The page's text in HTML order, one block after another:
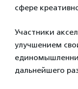
сфере
Участники
улучшением
дальнейшего